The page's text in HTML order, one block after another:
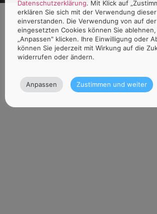
Datenschutzerklärung. Mit Klick auf
erklären Sie sich mit der Verwendung
einverstanden. Die Verwendung von auf
eingesetzten Cookies können Sie
„Anpassen" klicken. Ihre Einwilligung oder
können Sie jederzeit mit Wirkung auf die
widerrufen oder ändern.
Anpassen Zustimmen und weiter